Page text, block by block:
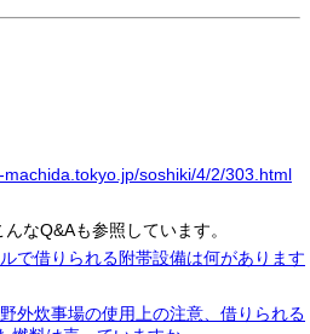
soshiki/4/2/303.html
なQ&Aも参照しています。
で借りられる附帯設備は何があります
外炊事場の使用上の注意、借りられる